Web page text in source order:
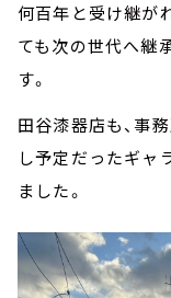
何百年と受け継が
ても次の世代へ継
す。
田谷漆器店も、事
し予定だったギャ
ました。